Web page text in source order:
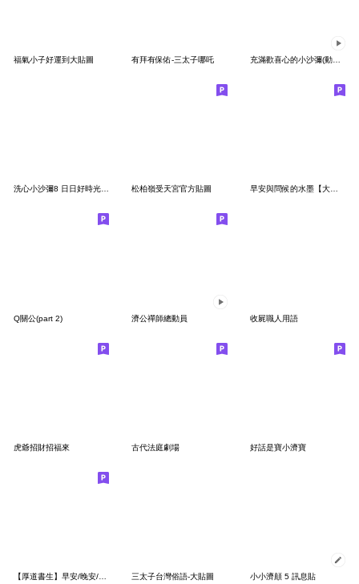
福氣小子好運到大貼圖 有拜有保佑-三太子哪吒 充滿歡喜心的小沙彌(動態貼圖)
洗心小沙彌8 日日好時光大貼圖 松柏嶺受天宮官方貼圖 早安與問候的水墨【大貼圖】
Q關公(part 2) 濟公禪師總動員 收屍職人用語
虎爺招財招福來 古代法庭劇場 好話是寶小濟寶
【厚道書生】早安/晚安/勵志小語 三太子台灣俗語-大貼圖 小小濟顛 5 訊息貼